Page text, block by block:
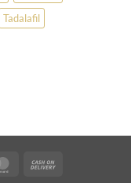
Tadalafil
MasterCard